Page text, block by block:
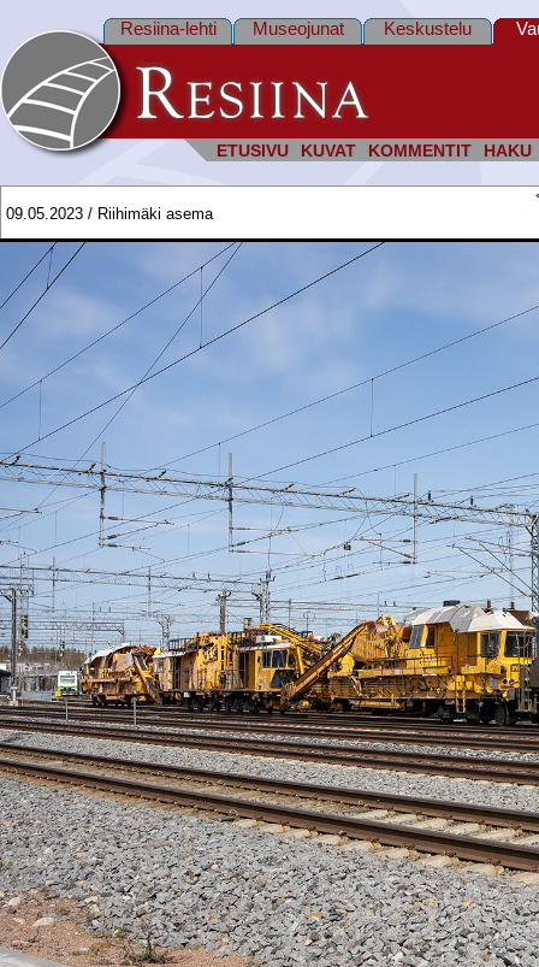
ETUSIVU KUVAT KOMMENTIT HAKU
Resiina-lehti Museojunat Keskustelu
09.05.2023 / Riihimäki asema